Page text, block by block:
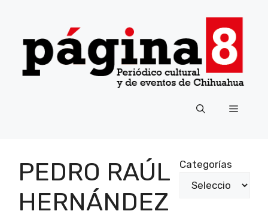
contenido
Menú
PEDRO RAÚL
HERNÁNDEZ
Categorías